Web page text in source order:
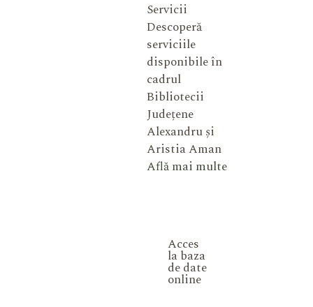
Servicii
Descoperă
serviciile
disponibile în
cadrul
Bibliotecii
Județene
Alexandru și
Aristia Aman
Află mai multe
Acces
la baza
de date
online